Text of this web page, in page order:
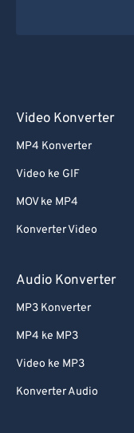
Video Konverter
MP4 Konverter
Video ke GIF
MOV ke MP4
Konverter Video
Audio Konverter
MP3 Konverter
MP4 ke MP3
Video ke MP3
Konverter Audio